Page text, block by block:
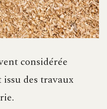
considérée
des travaux